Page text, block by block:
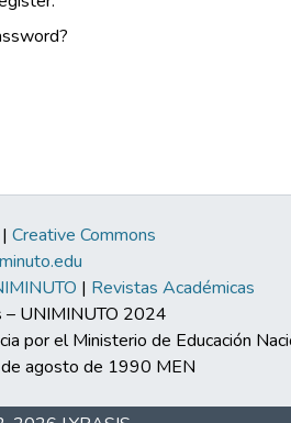
Creative Commons
| Revistas Académicas
– UNIMINUTO 2024
por el Ministerio de Educación
agosto de 1990 MEN